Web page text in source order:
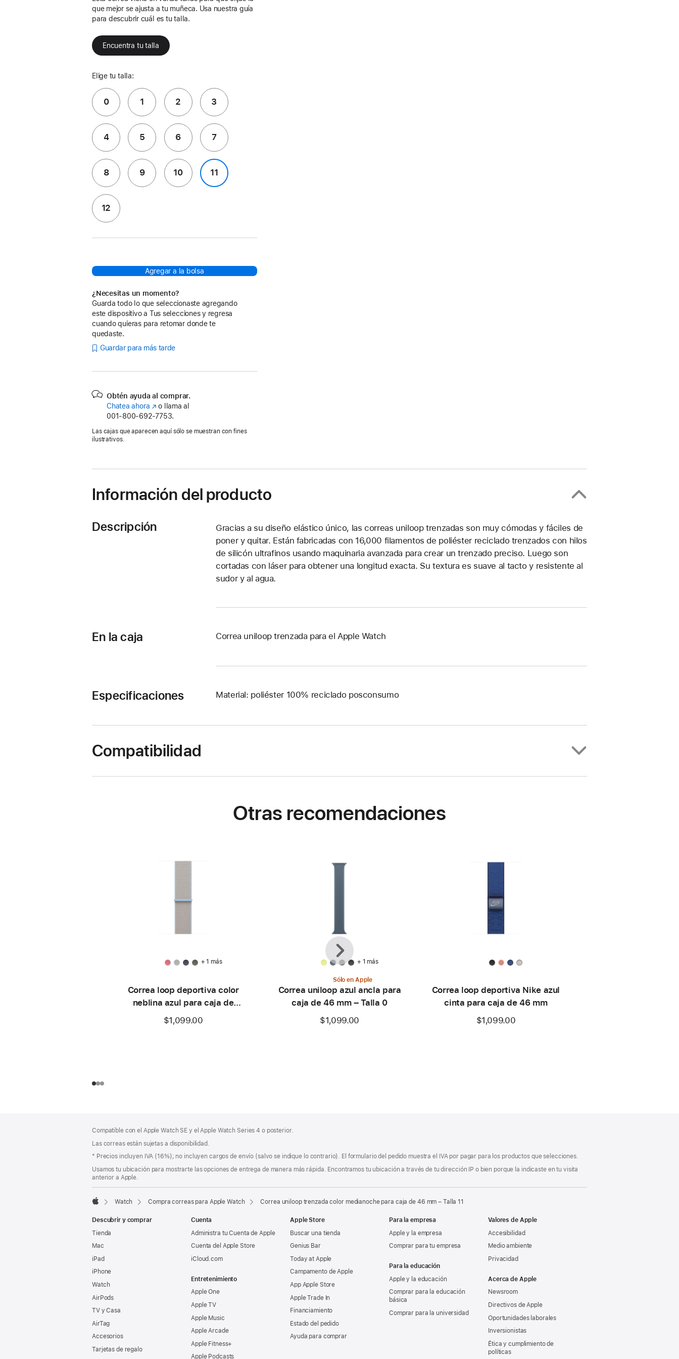
que mejor se ajusta a tu muñeca. Usa nuestra guía
para descubrir cuál es tu talla.
Encuentra tu talla
Elige tu talla:
0 1 2 3
4 5 6 7
8 9 10 11
12
Agregar a la bolsa
¿Necesitas un momento?
Guarda todo lo que seleccionaste agregando
este dispositivo a Tus selecciones y regresa
cuando quieras para retomar donde te
quedaste.
Guardar para más tarde
Obtén ayuda al comprar.
Chatea ahora (se
abre
una
o llama al
001‑800‑692‑7753.
Las cajas que aparecen aquí sólo se muestran con fines
ilustrativos.
Información del producto
Descripción
Gracias a su diseño elástico único, las correas uniloop trenzadas son muy cómodas y fáciles de
poner y quitar. Están fabricadas con 16,000 filamentos de poliéster reciclado trenzados con hilos
de silicón ultrafinos usando maquinaria avanzada para crear un trenzado preciso. Luego son
cortadas con láser para obtener una longitud exacta. Su textura es suave al tacto y resistente al
sudor y al agua.
En la caja Correa uniloop trenzada para el Apple Watch
Especificaciones Material: poliéster 100% reciclado posconsumo
Compatibilidad
Otras recomendaciones
+ 1 más
Correa loop deportiva color
neblina azul para caja de
46 mm
$1,099.00
+ 1 más
Sólo en Apple
Correa uniloop azul ancla para
caja de 46 mm – Talla 0
$1,099.00
Correa loop deportiva Nike azul
cinta para caja de 46 mm
$1,099.00
Anterior
Siguiente
de
página
a
pie
de
Compatible con el Apple Watch SE y el Apple Watch Series 4 o posterior.
Las correas están sujetas a disponibilidad.
Nota
pie
de
página
* Precios incluyen IVA (16%); no incluyen cargos de envío (salvo se indique lo contrario). El formulario del pedido muestra el IVA por pagar para los productos que selecciones.
Usamos tu ubicación para mostrarte las opciones de entrega de manera más rápida. Encontramos tu ubicación a través de tu dirección IP o bien porque la indicaste en tu visita
anterior a Apple.
Watch Compra correas para Apple Watch Correa uniloop trenzada color medianoche para caja de 46 mm – Talla 11
Descubrir y comprar
Tienda
Mac
iPad
iPhone
Watch
AirPods
TV y Casa
AirTag
Accesorios
Tarjetas de regalo
Cuenta
Administra tu Cuenta de Apple
Cuenta del Apple Store
iCloud.com
Entretenimiento
Apple One
Apple TV
Apple Music
Apple Arcade
Apple Fitness+
Apple Podcasts
Apple Store
Buscar una tienda
Genius Bar
Today at Apple
Campamento de Apple
App Apple Store
Apple Trade In
Financiamiento
Estado del pedido
Ayuda para comprar
Para la empresa
Apple y la empresa
Comprar para tu empresa
Para la educación
Apple y la educación
Comprar para la educación
básica
Comprar para la universidad
Valores de Apple
Accesibilidad
Medio ambiente
Privacidad
Acerca de Apple
Newsroom
Directivos de Apple
Oportunidades laborales
Inversionistas
Ética y cumplimiento de
políticas